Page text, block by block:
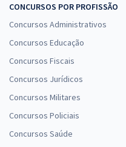
CONCURSOS POR PROFISSÃO
Concursos Administrativos
Concursos Educação
Concursos Fiscais
Concursos Jurídicos
Concursos Militares
Concursos Policiais
Concursos Saúde